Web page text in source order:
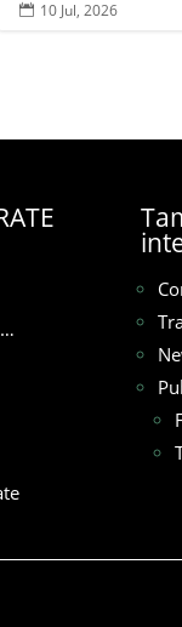
 10 Jul, 2026